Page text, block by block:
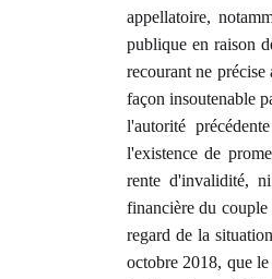
appellatoire,
publique en raison
recourant ne
façon insoutenable
l'autorité
l'existence de
rente d'invalidité,
financière du couple
regard de la
octobre 2018, que